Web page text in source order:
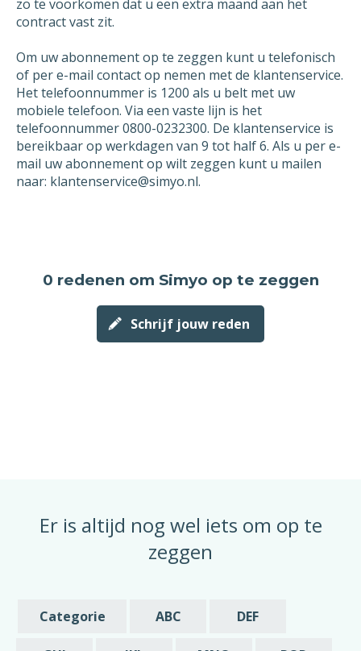
vervallen.
van de opzegging van mijn abonnement. U
kunt deze opzegging versturen naar [email] of
per post.
Indien mijn contract niet per 7 augustus 2026
opgezegd kan worden omdat dit niet volgens
mijn contract mogelijk is, dan wil ik graag de
vroegst mogelijke datum waarop mijn
melding willen van deze vroegst mogelijke
datum is waarop mijn abonnement beëindigd
zo te voorkomen dat u een extra maand aan het
contract vast zit.
Om uw abonnement op te zeggen kunt u telefonisch
of per e-mail contact op nemen met de klantenservice.
Het telefoonnummer is 1200 als u belt met uw
mobiele telefoon. Via een vaste lijn is het
telefoonnummer 0800-0232300. De klantenservice is
bereikbaar op werkdagen van 9 tot half 6. Als u per e-
mail uw abonnement op wilt zeggen kunt u mailen
naar: klantenservice@simyo.nl.
0 redenen om Simyo op te zeggen
Schrijf jouw reden
Er is altijd nog wel iets om op te
zeggen
Categorie ABC DEF